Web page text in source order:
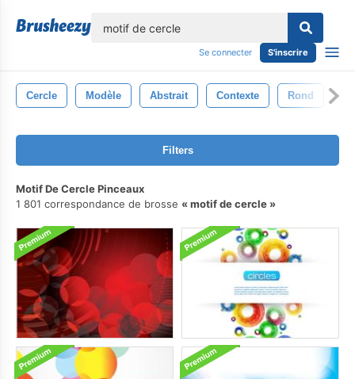
Se connecter S'inscrire
Cercle Modèle Abstrait Contexte Rond
Filters
Motif De Cercle Pinceaux
1 801 correspondance de brosse
motif de cercle